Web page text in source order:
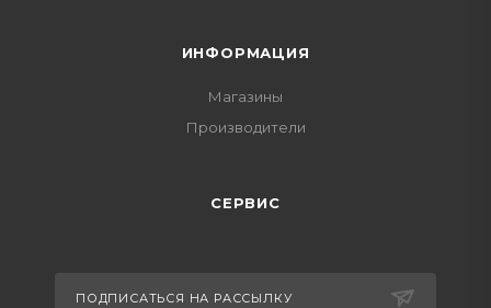
ИНФОРМАЦИЯ
Магазины
Производители
СЕРВИС
ПОДПИСАТЬСЯ НА РАССЫЛКУ